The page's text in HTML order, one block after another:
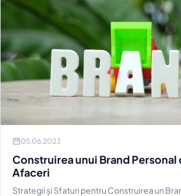
05.06.2023
Construirea unui Brand Personal
Afaceri
Strategii și Sfaturi pentru Construirea un